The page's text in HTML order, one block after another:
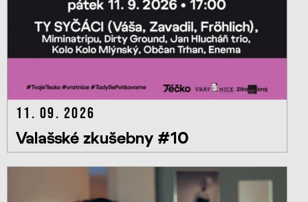
11. 09. 2026
Valašské zkušebny #10